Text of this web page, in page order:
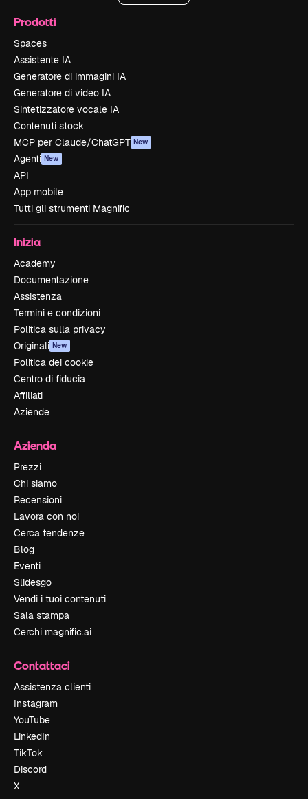
Prodotti
Spaces
Assistente IA
Generatore di immagini IA
Generatore di video IA
Sintetizzatore vocale IA
Contenuti stock
MCP per Claude/ChatGPT New
Agenti New
API
App mobile
Tutti gli strumenti Magnific
Inizia
Academy
Documentazione
Assistenza
Termini e condizioni
Politica sulla privacy
Originali New
Politica dei cookie
Centro di fiducia
Affiliati
Aziende
Azienda
Prezzi
Chi siamo
Recensioni
Lavora con noi
Cerca tendenze
Blog
Eventi
Slidesgo
Vendi i tuoi contenuti
Sala stampa
Cerchi magnific.ai
Contattaci
Assistenza clienti
Instagram
YouTube
LinkedIn
TikTok
Discord
X